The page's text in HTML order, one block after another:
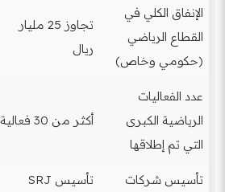
الإنفاق الكلي في
القطاع الرياضي
(حكومي وخاص)
تجاوز 25 مليار
ريال
عدد الفعاليات
الرياضية الكبرى
التي تم إطلاقها
أكثر من 30 فعالية
تأسيس شركات
تأسيس SRJ